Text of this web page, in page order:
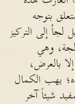
بتوجه
إلى التركيز
وهي
بالعرض،
يهب الكمال
شيئاً آخر